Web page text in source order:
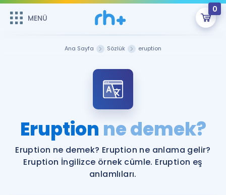
MENÜ
0
ÜYE DEĞİLİM
Sepetin Şu An Boş.
Remzi Hoca ile seni sınava hazırlayacak onlarca eğitim seni
bekliyor!
MENÜ
Katılımcı Görüşleri
Faydalı Araçlar
Ana Sayfa Sözlük eruption
Eruption ne demek?
Eruption ne demek? Eruption ne anlama gelir?
Eruption İngilizce örnek cümle. Eruption eş
anlamlıları.